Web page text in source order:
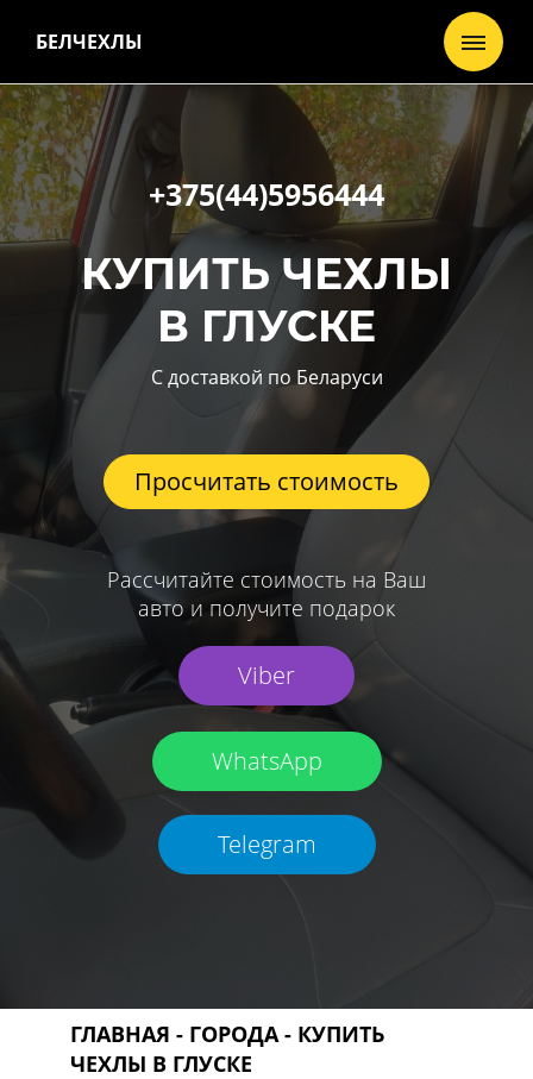
БЕЛЧЕХЛЫ
+375(44)5956444
КУПИТЬ ЧЕХЛЫ
В ГЛУСКЕ
С доставкой по Беларуси
Просчитать стоимость
Рассчитайте стоимость на Ваш
авто и получите подарок
Viber
WhatsApp
Telegram
ГЛАВНАЯ - ГОРОДА - КУПИТЬ
ЧЕХЛЫ В ГЛУСКЕ